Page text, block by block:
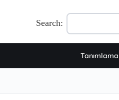
Search:
Tanımlama